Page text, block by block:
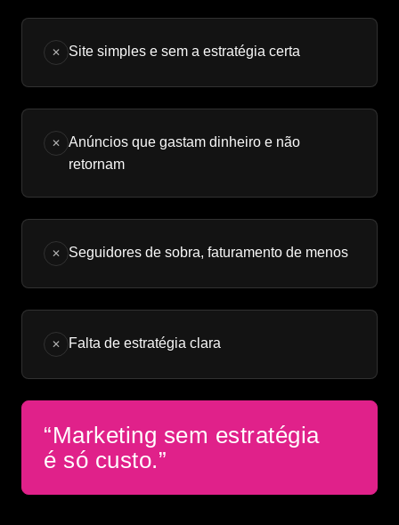
✕ Site simples e sem a estratégia certa
✕
Anúncios que gastam dinheiro e não
retornam
✕ Seguidores de sobra, faturamento de menos
✕ Falta de estratégia clara
“Marketing sem estratégia
é só custo.”